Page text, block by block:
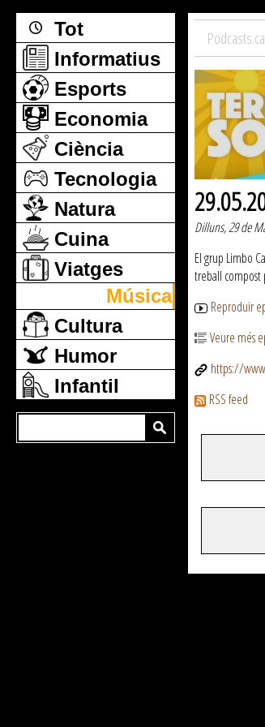
Tot
Informatius
Esports
Economia
Ciència
Tecnologia
Natura
Cuina
Viatges
Música
Cultura
Humor
Infantil
Dilluns, 29 de
El grup Limbo
treball compost
Reproduir
Veure més
https://
RSS feed